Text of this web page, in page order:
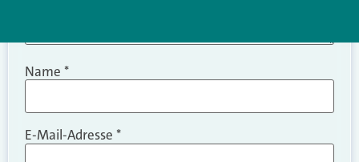
Name *
E-Mail-Adresse *